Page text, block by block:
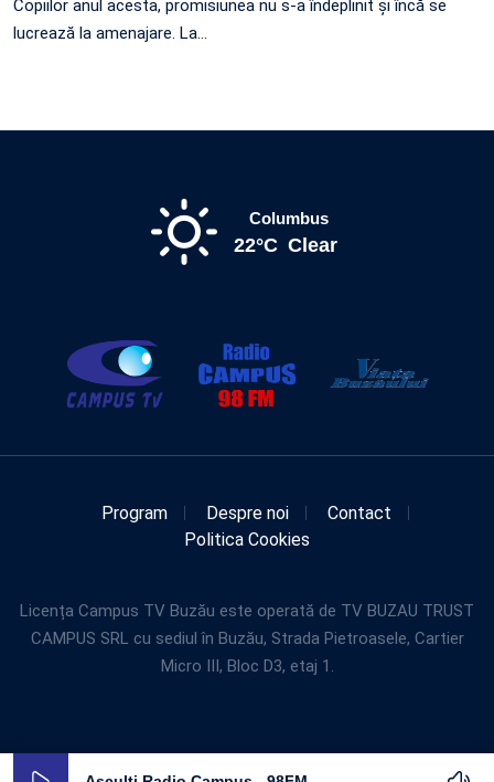
Copiilor anul acesta, promisiunea nu s-a îndeplinit și încă se
lucrează la amenajare. La…
Columbus
22°C Clear
Program Despre noi
Contact
Politica Cookies
Licența Campus TV Buzău este operată de TV BUZAU TRUST
CAMPUS SRL cu sediul în Buzău, Strada Pietroasele, Cartier
Micro III, Bloc D3, etaj 1.